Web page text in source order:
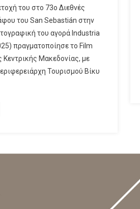
του στο 73ο Διεθνές
του San Sebastián στην
του αγορά Industria
πραγματοποίησε το Film
Κεντρικής Μακεδονίας, με
Τουρισμού Βίκυ